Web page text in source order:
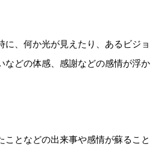
に、何か光が見えたり、あるビジョ
などの体感、感謝などの感情が浮か
ことなどの出来事や感情が蘇ること